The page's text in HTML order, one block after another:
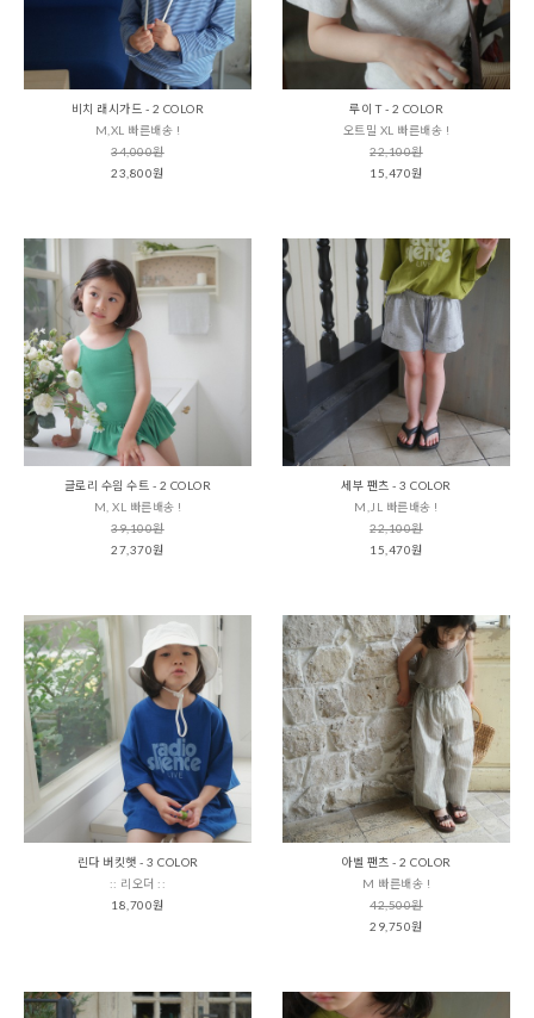
비치 래시가드 - 2 COLOR
M,XL 빠른배송 !
34,000원
23,800원
루이 T - 2 COLOR
오트밀 XL 빠른배송 !
22,100원
15,470원
글로리 수읨 수트 - 2 COLOR
M, XL 빠른배송 !
39,100원
27,370원
세부 팬츠 - 3 COLOR
M,JL 빠른배송 !
22,100원
15,470원
린다 버킷햇 - 3 COLOR
:: 리오더 ::
18,700원
아벨 팬츠 - 2 COLOR
M 빠른배송 !
42,500원
29,750원